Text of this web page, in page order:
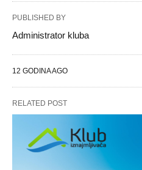
PUBLISHED BY
Administrator kluba
12 GODINA AGO
RELATED POST